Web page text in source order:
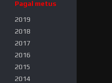
Pagal metus
2019
2018
2017
2016
2015
2014